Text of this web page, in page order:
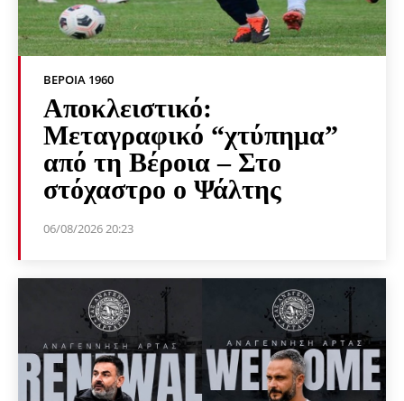
ΒΕΡΟΙΑ 1960
Αποκλειστικό:
Μεταγραφικό “χτύπημα”
από τη Βέροια – Στο
στόχαστρο ο Ψάλτης
06/08/2026 20:23